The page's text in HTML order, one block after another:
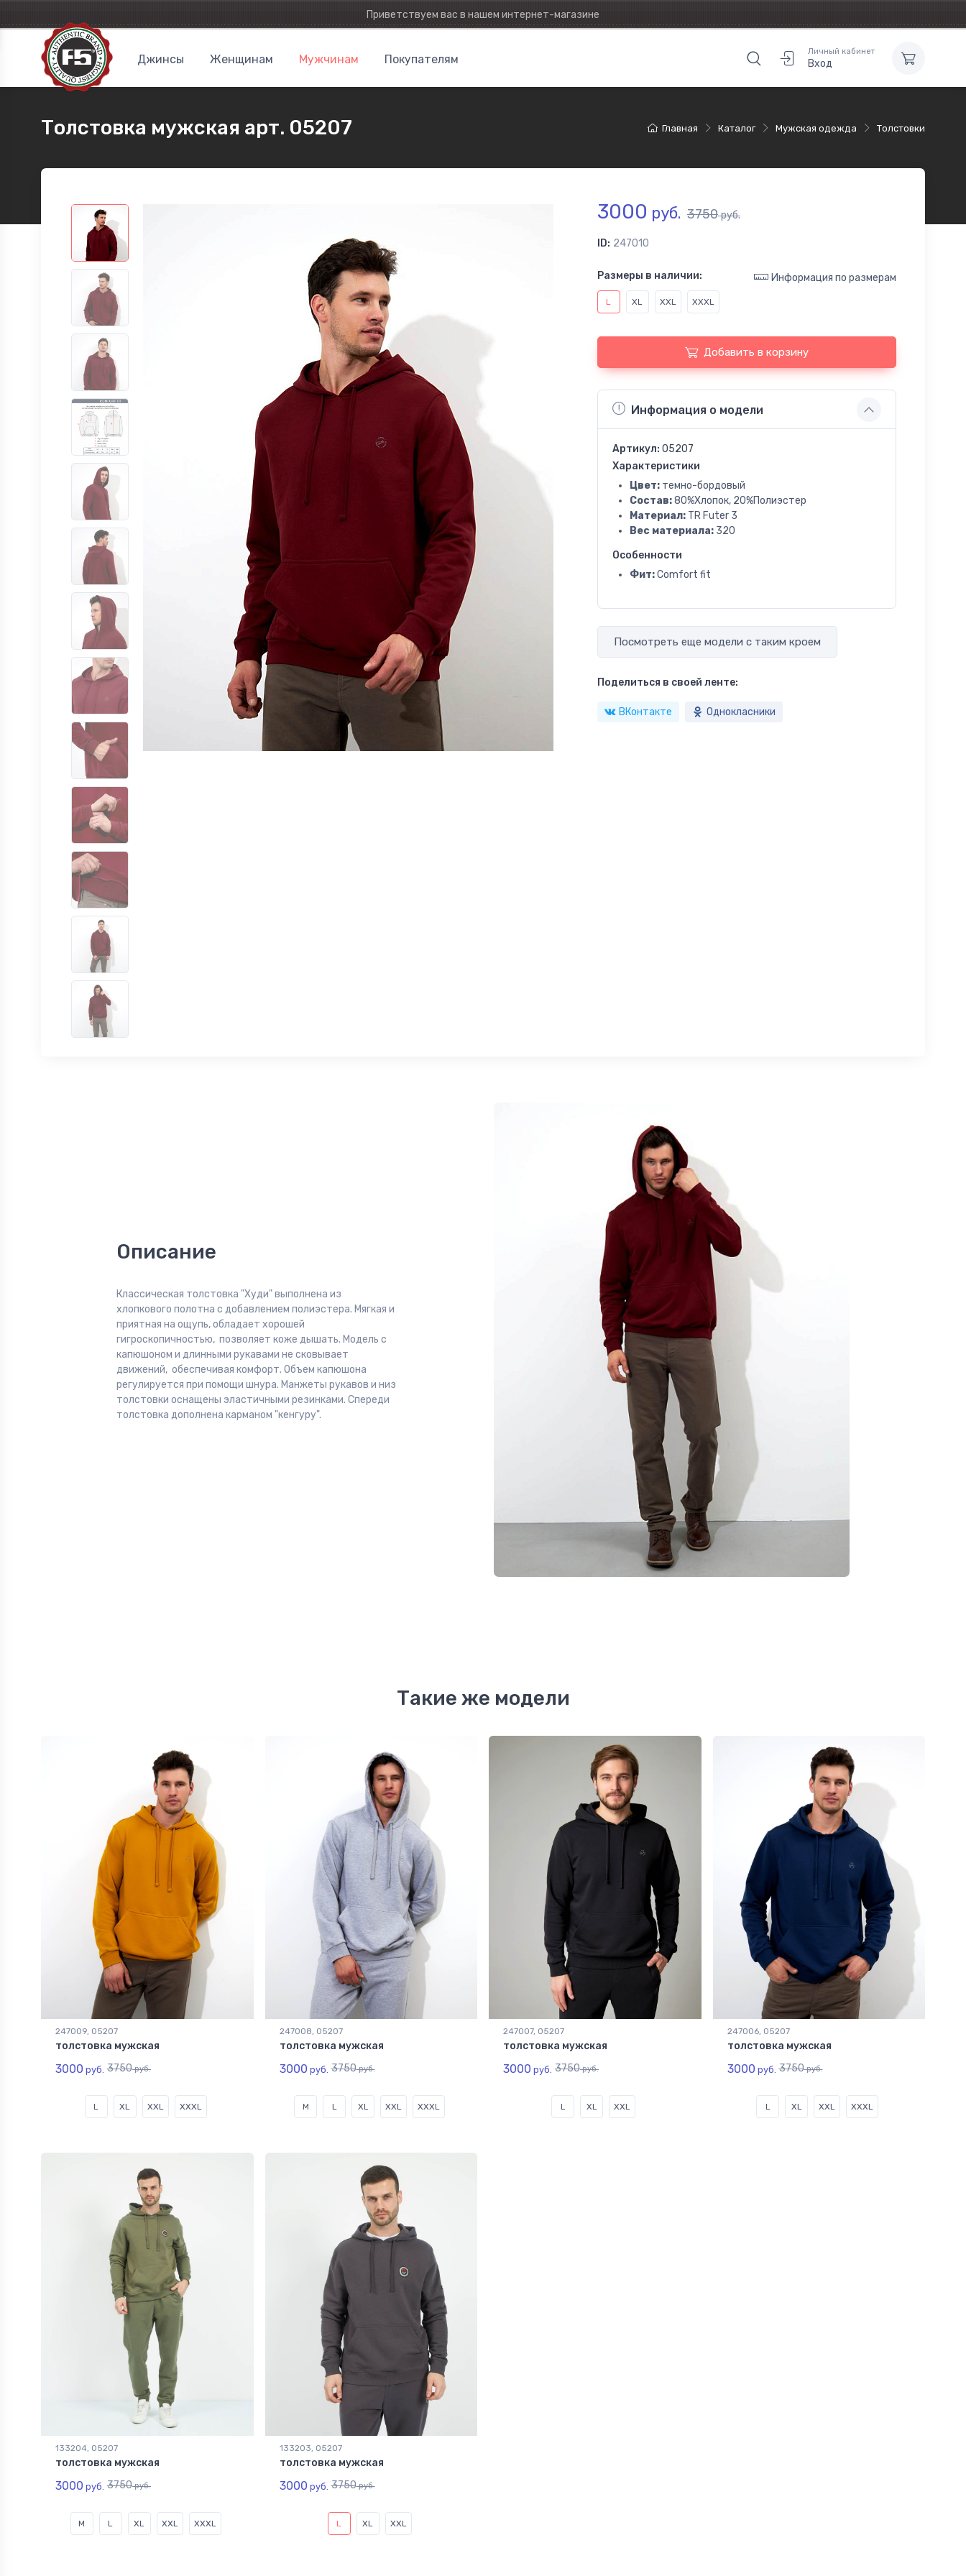
Приветствуем вас в нашем интернет-магазине
Личный кабинет
Вход
Джинсы Женщинам Мужчинам Покупателям
Главная Каталог Мужская одежда Толстовки
Толстовка мужская арт. 05207
3000 руб. 3750руб.
ID: 247010
Размеры в наличии: Информация по размерам
L XL XXL XXXL
Добавить в корзину
Информация о модели
Артикул: 05207
Характеристики
Цвет:темно-бордовый
Состав:80%Хлопок, 20%Полиэстер
Материал:TR Futer 3
Вес материала:320
Особенности
Фит:Comfort fit
Посмотреть еще модели с таким кроем
Поделиться в своей ленте:
ВКонтакте Однокласники
Описание
Классическая толстовка "Худи" выполнена из
хлопкового полотна с добавлением полиэстера. Мягкая и
приятная на ощупь, обладает хорошей
гигроскопичностью, позволяет коже дышать. Модель с
капюшоном и длинными рукавами не сковывает
движений, обеспечивая комфорт. Объем капюшона
регулируется при помощи шнура. Манжеты рукавов и низ
толстовки оснащены эластичными резинками. Спереди
толстовка дополнена карманом "кенгуру".
Такие же модели
247009, 05207
толстовка мужская
3000 руб. 3750руб.
L XL XXL XXXL
247008, 05207
толстовка мужская
3000 руб. 3750руб.
M L XL XXL XXXL
247007, 05207
толстовка мужская
3000 руб. 3750руб.
L XL XXL
247006, 05207
толстовка мужская
3000 руб. 3750руб.
L XL XXL XXXL
133204, 05207
толстовка мужская
3000 руб. 3750руб.
M L XL XXL XXXL
133203, 05207
толстовка мужская
3000 руб. 3750руб.
L XL XXL